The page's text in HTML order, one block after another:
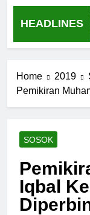
HEADLINES
Calon Jemaah
Home 2019
Pemikiran
SOSOK
Iqbal